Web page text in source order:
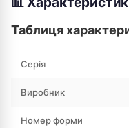
Таблиця
Серія
Виробник
Номер форми